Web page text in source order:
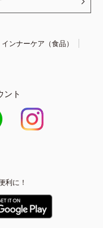
インナーケア（食品）
ント
利に！